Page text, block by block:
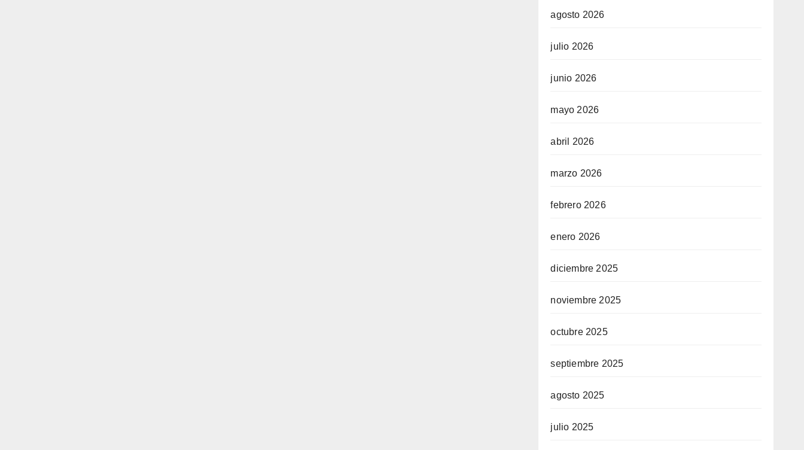
agosto 2026
julio 2026
junio 2026
mayo 2026
abril 2026
marzo 2026
febrero 2026
enero 2026
diciembre 2025
noviembre 2025
octubre 2025
septiembre 2025
agosto 2025
julio 2025